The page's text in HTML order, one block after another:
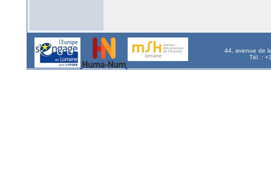
44, avenue de
Tél. :